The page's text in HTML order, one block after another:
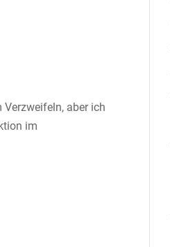
aber ich
im